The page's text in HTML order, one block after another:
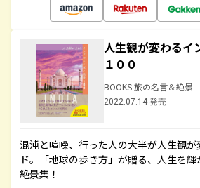
人生観が変わるイ
１００
BOOKS 旅の名言＆絶景
2022.07.14 発売
混沌と喧噪、行った人の大半が人生観
ド。「地球の歩き方」が贈る、人生を
絶景集！